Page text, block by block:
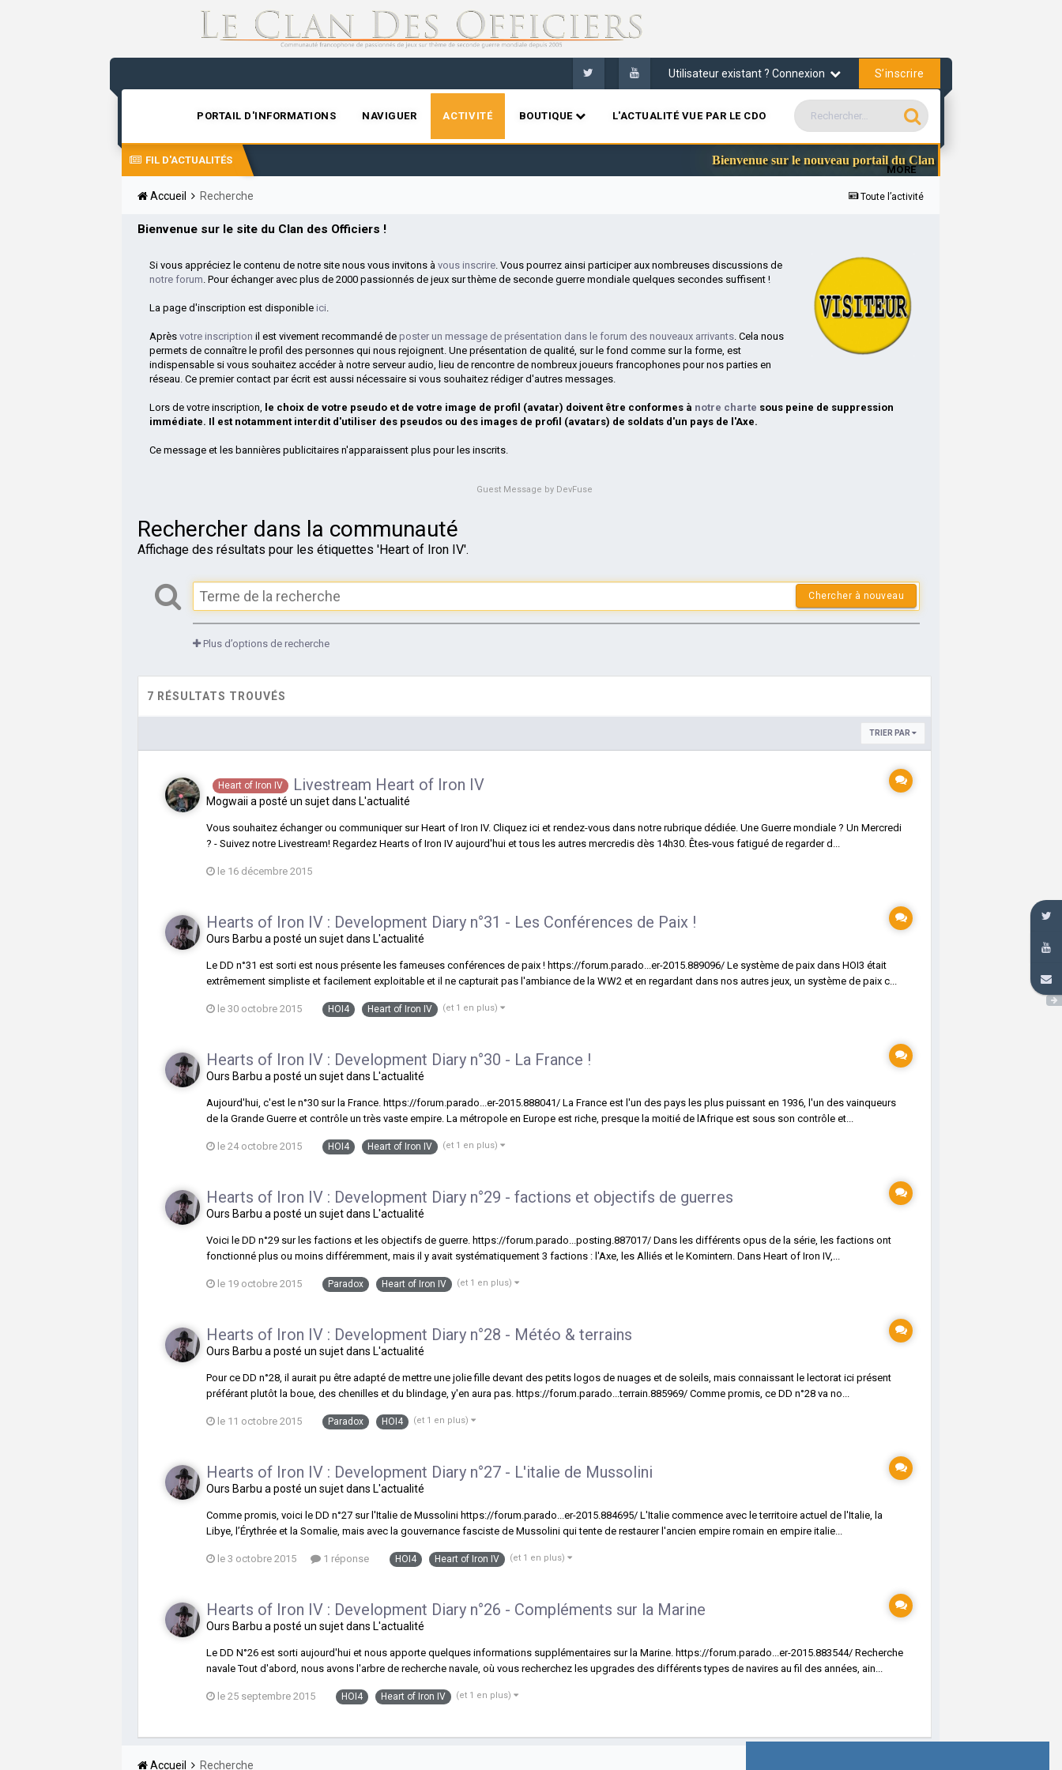
Utilisateur existant ? Connexion S’inscrire
PORTAIL D'INFORMATIONS NAVIGUER ACTIVITÉ BOUTIQUE L'ACTUALITÉ VUE PAR LE CDO
MORE
FIL D'ACTUALITÉS Bienvenue sur le nouveau portail du Clan des Officiers
Toute l’activité
Accueil Recherche
Bienvenue sur le site du Clan des Officiers !
Si vous appréciez le contenu de notre site nous vous invitons àvous inscrire . Vous pourrez ainsi participer aux nombreuses discussions de
notre forum . Pour échanger avec plus de 2000 passionnés de jeux sur thème de seconde guerre mondiale quelques secondes suffisent !
La page d'inscription est disponible ici
Aprèsvotre inscription il est vivement recommandé de poster un message de présentation dans le forum des nouveaux arrivants . Cela nous
permets de connaître le profil des personnes qui nous rejoignent. Une présentation de qualité, sur le fond comme sur la forme, est
indispensable si vous souhaitez accéder à notre serveur audio, lieu de rencontre de nombreux joueurs francophones pour nos parties en
réseau. Ce premier contact par écrit est aussi nécessaire si vous souhaitez rédiger d'autres messages.
Lors de votre inscription, le choix de votre pseudo et de votre image de profil (avatar) doivent être conformes à notre charte sous peine de suppression
immédiate. Il est notamment interdit d'utiliser des pseudos ou des images de profil (avatars) de soldats d'un pays de l'Axe.
Ce message et les bannières publicitaires n'apparaissent plus pour les inscrits.
Guest Message by DevFuse
Rechercher dans la communauté
Affichage des résultats pour les étiquettes 'Heart of Iron IV'.
Chercher à nouveau
Plus d’options de recherche
7 RÉSULTATS TROUVÉS
TRIER PAR
Heart of Iron IV Livestream Heart of Iron IV
Mogwaii a posté un sujet dans L'actualité
Vous souhaitez échanger ou communiquer sur Heart of Iron IV. Cliquez ici et rendez-vous dans notre rubrique dédiée. Une Guerre mondiale ? Un Mercredi
? - Suivez notre Livestream! Regardez Hearts of Iron IV aujourd'hui et tous les autres mercredis dès 14h30. Êtes-vous fatigué de regarder d...
le 16 décembre 2015
Hearts of Iron IV : Development Diary n°31 - Les Conférences de Paix !
Ours Barbu a posté un sujet dans L'actualité
Le DD n°31 est sorti est nous présente les fameuses conférences de paix ! https://forum.parado...er-2015.889096/ Le système de paix dans HOI3 était
extrêmement simpliste et facilement exploitable et il ne capturait pas l'ambiance de la WW2 et en regardant dans nos autres jeux, un système de paix c...
le 30 octobre 2015 HOI4 Heart of Iron IV (et 1 en plus)
Hearts of Iron IV : Development Diary n°30 - La France !
Ours Barbu a posté un sujet dans L'actualité
Aujourd'hui, c'est le n°30 sur la France. https://forum.parado...er-2015.888041/ La France est l'un des pays les plus puissant en 1936, l'un des vainqueurs
de la Grande Guerre et contrôle un très vaste empire. La métropole en Europe est riche, presque la moitié de lAfrique est sous son contrôle et...
le 24 octobre 2015 HOI4 Heart of Iron IV (et 1 en plus)
Hearts of Iron IV : Development Diary n°29 - factions et objectifs de guerres
Ours Barbu a posté un sujet dans L'actualité
Voici le DD n°29 sur les factions et les objectifs de guerre. https://forum.parado...posting.887017/ Dans les différents opus de la série, les factions ont
fonctionné plus ou moins différemment, mais il y avait systématiquement 3 factions : l'Axe, les Alliés et le Komintern. Dans Heart of Iron IV,...
le 19 octobre 2015 Paradox Heart of Iron IV (et 1 en plus)
Hearts of Iron IV : Development Diary n°28 - Météo & terrains
Ours Barbu a posté un sujet dans L'actualité
Pour ce DD n°28, il aurait pu être adapté de mettre une jolie fille devant des petits logos de nuages et de soleils, mais connaissant le lectorat ici présent
préférant plutôt la boue, des chenilles et du blindage, y'en aura pas. https://forum.parado...terrain.885969/ Comme promis, ce DD n°28 va no...
le 11 octobre 2015 Paradox HOI4 (et 1 en plus)
Hearts of Iron IV : Development Diary n°27 - L'italie de Mussolini
Ours Barbu a posté un sujet dans L'actualité
Comme promis, voici le DD n°27 sur l'Italie de Mussolini https://forum.parado...er-2015.884695/ L'Italie commence avec le territoire actuel de l'Italie, la
Libye, l’Érythrée et la Somalie, mais avec la gouvernance fasciste de Mussolini qui tente de restaurer l'ancien empire romain en empire italie...
le 3 octobre 2015 1 réponse HOI4 Heart of Iron IV (et 1 en plus)
Hearts of Iron IV : Development Diary n°26 - Compléments sur la Marine
Ours Barbu a posté un sujet dans L'actualité
Le DD N°26 est sorti aujourd'hui et nous apporte quelques informations supplémentaires sur la Marine. https://forum.parado...er-2015.883544/ Recherche
navale Tout d'abord, nous avons l'arbre de recherche navale, où vous recherchez les upgrades des différents types de navires au fil des années, ain...
le 25 septembre 2015 HOI4 Heart of Iron IV (et 1 en plus)
Accueil Recherche